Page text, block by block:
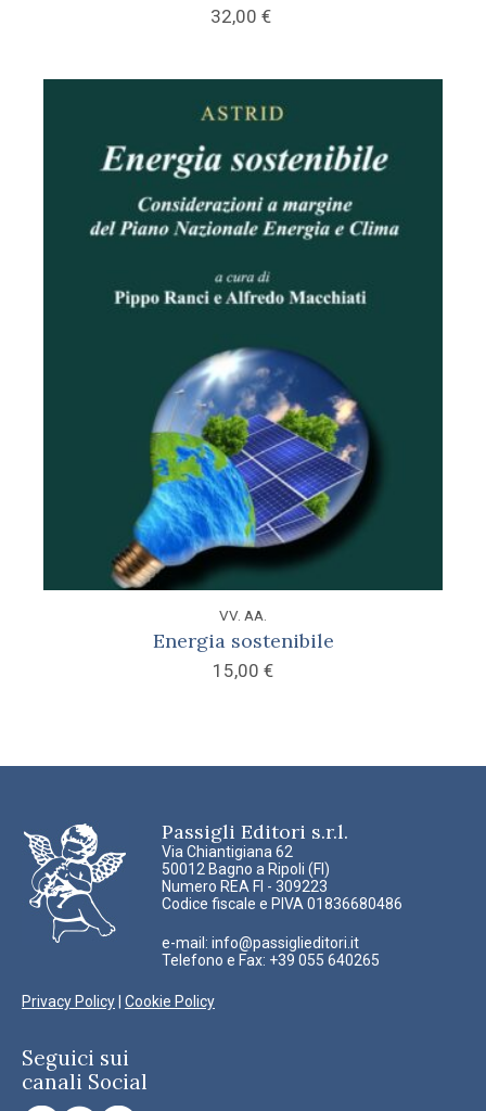
32,00 €
VV. AA.
Energia sostenibile
15,00 €
Passigli Editori s.r.l.
Via Chiantigiana 62
50012 Bagno a Ripoli (FI)
Numero REA FI - 309223
Codice fiscale e PIVA 01836680486
e-mail: info@passiglieditori.it
Telefono e Fax: +39 055 640265
Privacy Policy Cookie Policy
Seguici sui
canali Social